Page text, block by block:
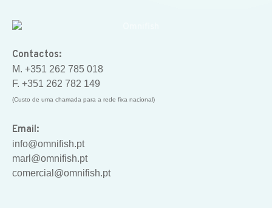
Contactos:
M. +351 262 785 018
F. +351 262 782 149
(Custo de uma chamada para a rede fixa nacional)
Email:
info@omnifish.pt
marl@omnifish.pt
comercial@omnifish.pt